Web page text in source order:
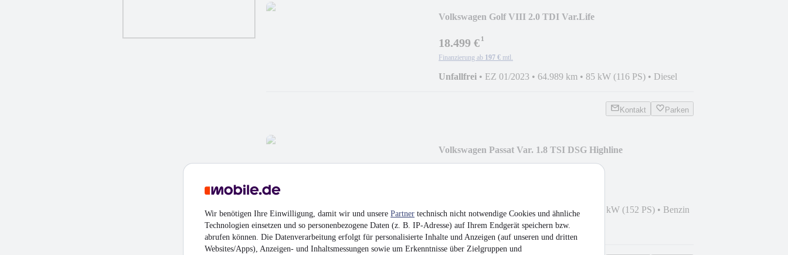
Wir benötigen Ihre Einwilligung, damit wir und unsere Partner technisch nicht notwendige Cookies und ähnliche
Technologien einsetzen und so personenbezogene Daten (z. B. IP-Adresse) auf Ihrem Endgerät speichern bzw.
abrufen können. Die Datenverarbeitung erfolgt für personalisierte Inhalte und Anzeigen (auf unseren und dritten
Websites/Apps), Anzeigen- und Inhaltsmessungen sowie um Erkenntnisse über Zielgruppen und
Volkswagen Golf VIII 2.0 TDI Var.Life
18.499 €¹
Finanzierung ab 197 € mtl.
Unfallfrei • EZ 01/2023 • 64.989 km • 85 kW (116 PS) • Diesel
Kontakt Parken
Volkswagen Passat Var. 1.8 TSI DSG Highline
XENON*KAM*AHK
Unfallfrei • EZ 09/2010 139.000 km 112 kW (152 PS) • Benzin
Rückfahrkamera+AHK